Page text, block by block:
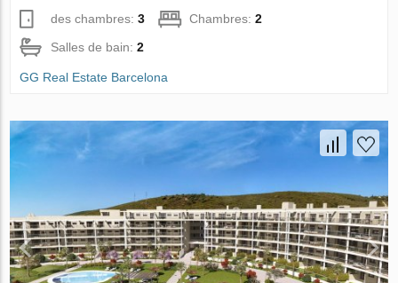
des chambres:3 Chambres:2
Salles de bain:2
GG Real Estate Barcelona